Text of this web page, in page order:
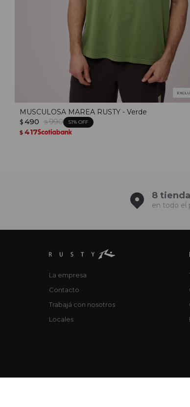
MUSCULOSA MAREA RUSTY - Verde
$ 490 $ 990 51
$ 417
8
en todo el
La empresa
Contacto
Trabajá con nosotros
Locales